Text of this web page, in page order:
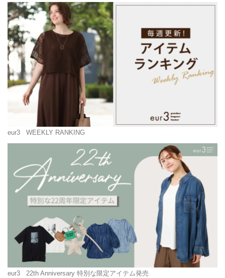
eur3 WEEKLY RANKING
eur3 22th Anniversary 特別な限定アイテム発売